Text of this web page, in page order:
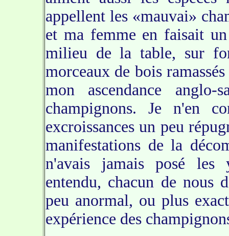
appellent les «mauvai»
et ma femme en faisait
milieu de la table, sur
morceaux de bois
mon ascendance
champignons. Je n'en
excroissances un peu
manifestations de la
n'avais jamais posé les
entendu, chacun de nous
peu anormal, ou plus
expérience des